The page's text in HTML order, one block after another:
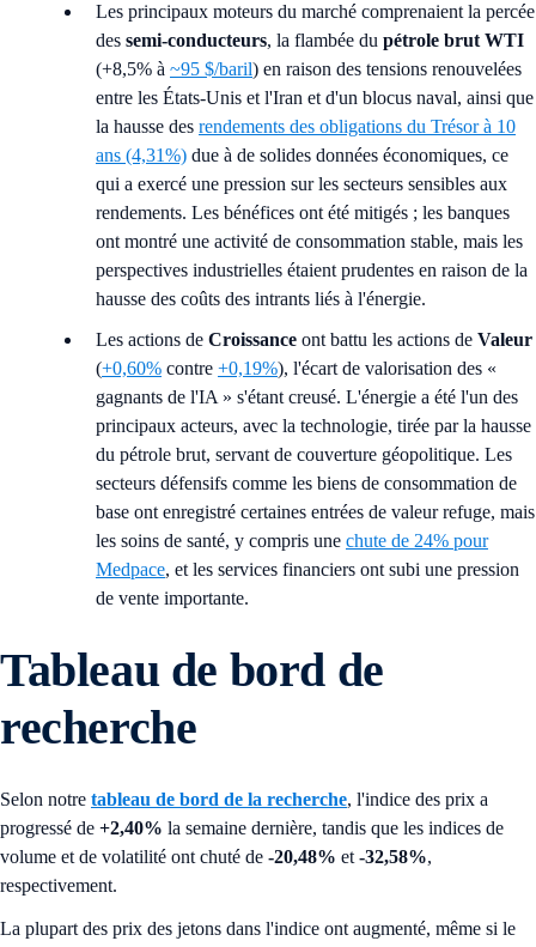
Les principaux moteurs du marché comprenaient la percée
des semi-conducteurs, la flambée du pétrole brut WTI
(+8,5% à ~95 $/baril) en raison des tensions renouvelées
entre les États-Unis et l'Iran et d'un blocus naval, ainsi que
la hausse des rendements des obligations du Trésor à 10
ans (4,31%) due à de solides données économiques, ce
qui a exercé une pression sur les secteurs sensibles aux
rendements. Les bénéfices ont été mitigés ; les banques
ont montré une activité de consommation stable, mais les
perspectives industrielles étaient prudentes en raison de la
hausse des coûts des intrants liés à l'énergie.
Les actions de Croissance ont battu les actions de Valeur
(+0,60% contre +0,19%), l'écart de valorisation des «
gagnants de l'IA » s'étant creusé. L'énergie a été l'un des
principaux acteurs, avec la technologie, tirée par la hausse
du pétrole brut, servant de couverture géopolitique. Les
secteurs défensifs comme les biens de consommation de
base ont enregistré certaines entrées de valeur refuge, mais
les soins de santé, y compris une chute de 24% pour
Medpace, et les services financiers ont subi une pression
de vente importante.
Tableau de bord de
recherche
Selon notre tableau de bord de la recherche, l'indice des prix a
progressé de +2,40% la semaine dernière, tandis que les indices de
volume et de volatilité ont chuté de -20,48% et -32,58%,
respectivement.
La plupart des prix des jetons dans l'indice ont augmenté, même si le